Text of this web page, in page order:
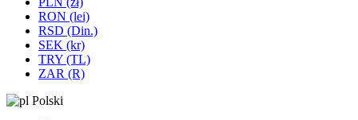
RON (lei)
RSD (Din.)
SEK (kr)
TRY (TL)
ZAR (R)
Polski